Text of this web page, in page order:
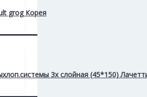
grog Корея
3х слойная (45*150)